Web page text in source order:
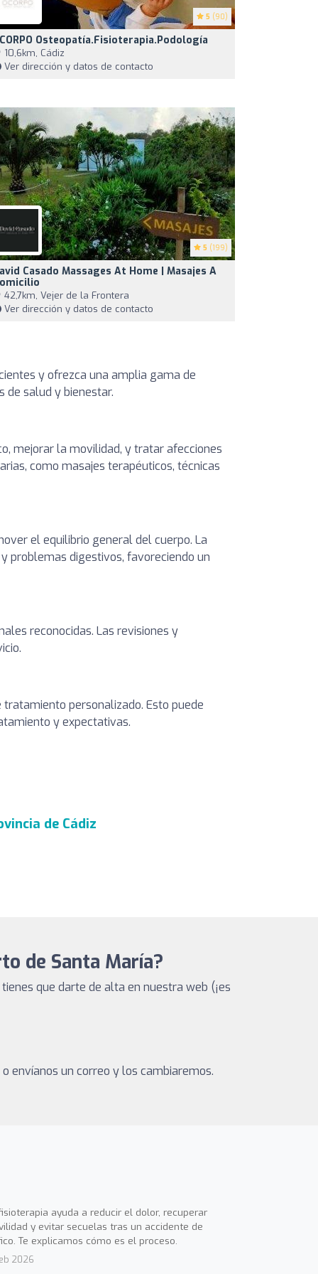
5 (90)
Osteopatía.Fisioterapia.Podología
10,6km, Cádiz
Ver dirección y datos de contacto
5 (199)
Casado Massages At Home | Masajes A
42,7km, Vejer de la Frontera
Ver dirección y datos de contacto
y ofrezca una amplia gama de
de salud y bienestar.
mejorar la movilidad, y tratar afecciones
como masajes terapéuticos, técnicas
el equilibrio general del cuerpo. La
problemas digestivos, favoreciendo un
reconocidas. Las revisiones y
personalizado. Esto puede
y expectativas.
de Cádiz
de Santa María?
que darte de alta en nuestra web (¡es
envíanos un correo y los cambiaremos.
ayuda a reducir el dolor, recuperar
y evitar secuelas tras un accidente de
Te explicamos cómo es el proceso.
2026